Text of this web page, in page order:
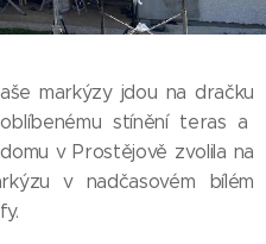
markýzy jdou na dračku
stínění teras a
v Prostějově zvolila na
v nadčasovém bílém